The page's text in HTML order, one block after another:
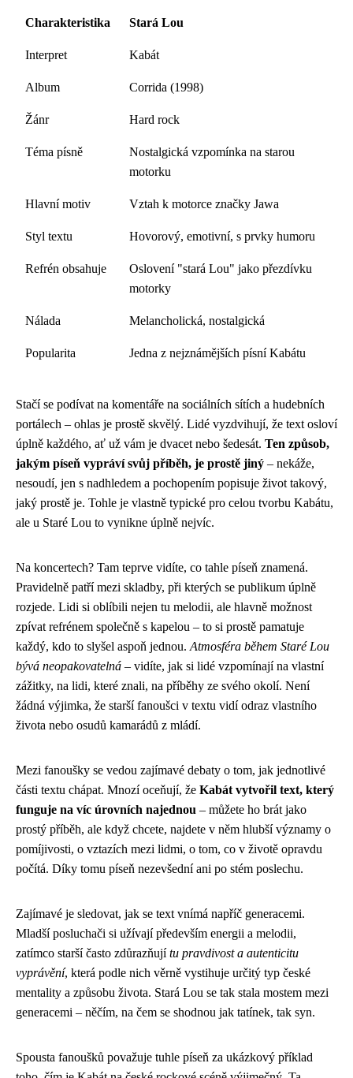
Charakteristika Stará Lou
Interpret Kabát
Album Corrida (1998)
Žánr Hard rock
Téma písně
Nostalgická vzpomínka na starou
motorku
Hlavní motiv Vztah k motorce značky Jawa
Styl textu Hovorový, emotivní, s prvky humoru
Refrén obsahuje
Oslovení "stará Lou" jako přezdívku
motorky
Nálada Melancholická, nostalgická
Popularita Jedna z nejznámějších písní Kabátu
Stačí se podívat na komentáře na sociálních sítích a hudebních
portálech – ohlas je prostě skvělý. Lidé vyzdvihují, že text osloví
úplně každého, ať už vám je dvacet nebo šedesát. Ten způsob,
jakým píseň vypráví svůj příběh, je prostě jiný – nekáže,
nesoudí, jen s nadhledem a pochopením popisuje život takový,
jaký prostě je. Tohle je vlastně typické pro celou tvorbu Kabátu,
ale u Staré Lou to vynikne úplně nejvíc.
Na koncertech? Tam teprve vidíte, co tahle píseň znamená.
Pravidelně patří mezi skladby, při kterých se publikum úplně
rozjede. Lidi si oblíbili nejen tu melodii, ale hlavně možnost
zpívat refrénem společně s kapelou – to si prostě pamatuje
každý, kdo to slyšel aspoň jednou. Atmosféra během Staré Lou
bývá neopakovatelná – vidíte, jak si lidé vzpomínají na vlastní
zážitky, na lidi, které znali, na příběhy ze svého okolí. Není
žádná výjimka, že starší fanoušci v textu vidí odraz vlastního
života nebo osudů kamarádů z mládí.
Mezi fanoušky se vedou zajímavé debaty o tom, jak jednotlivé
části textu chápat. Mnozí oceňují, že Kabát vytvořil text, který
funguje na víc úrovních najednou – můžete ho brát jako
prostý příběh, ale když chcete, najdete v něm hlubší významy o
pomíjivosti, o vztazích mezi lidmi, o tom, co v životě opravdu
počítá. Díky tomu píseň nezevšední ani po stém poslechu.
Zajímavé je sledovat, jak se text vnímá napříč generacemi.
Mladší posluchači si užívají především energii a melodii,
zatímco starší často zdůrazňujítu pravdivost a autenticitu
vyprávění, která podle nich věrně vystihuje určitý typ české
mentality a způsobu života. Stará Lou se tak stala mostem mezi
generacemi – něčím, na čem se shodnou jak tatínek, tak syn.
Spousta fanoušků považuje tuhle píseň za ukázkový příklad